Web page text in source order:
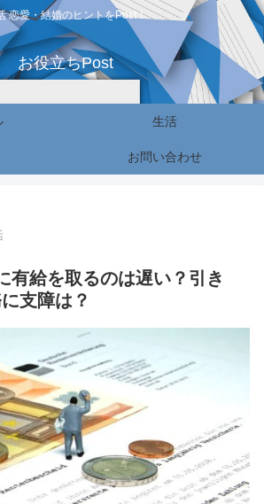
恋愛・結婚のヒントをPost！
お役立ちPost
生活
お問い合わせ
有給を取るのは遅い？引き
支障は？